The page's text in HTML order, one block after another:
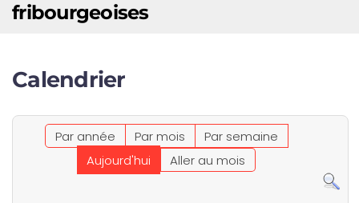
fribourgeoises
Calendrier
Par année Par mois
Par semaine
Aujourd'hui
Aller au mois